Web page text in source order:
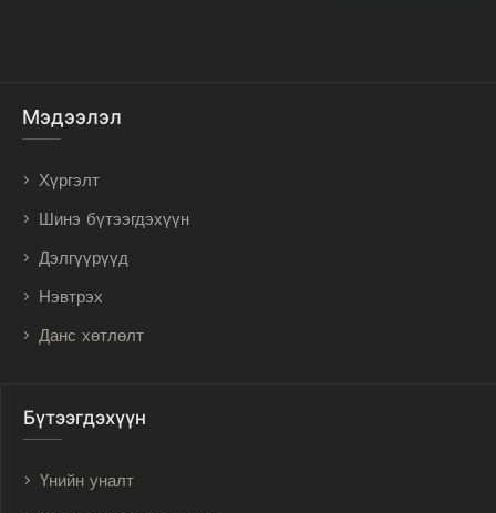
Мэдээлэл
Хүргэлт
Шинэ бүтээгдэхүүн
Дэлгүүрүүд
Нэвтрэх
Данс хөтлөлт
Бүтээгдэхүүн
Үнийн уналт